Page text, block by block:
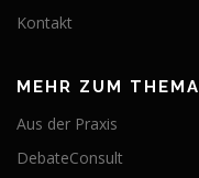
Kontakt
MEHR ZUM THEMA
Aus der Praxis
DebateConsult